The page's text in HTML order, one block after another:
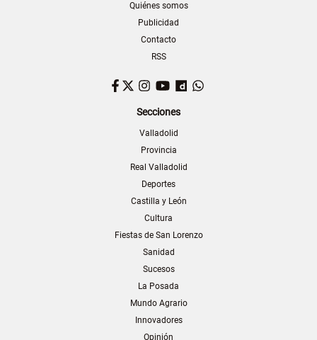
Quiénes somos
Publicidad
Contacto
RSS
Facebook
TwitterInstagram
YouTubeDailymotion
Secciones
Valladolid
Provincia
Real Valladolid
Deportes
Castilla y León
Cultura
Fiestas de San Lorenzo
Sanidad
Sucesos
La Posada
Mundo Agrario
Innovadores
Opinión